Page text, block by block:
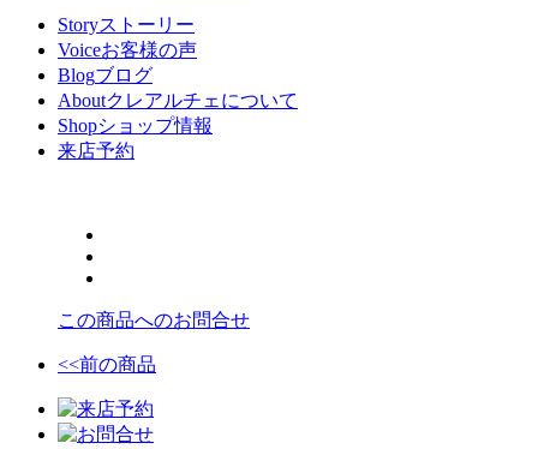
Storyストーリー
Voiceお客様の声
Blogブログ
Aboutクレアルチェについて
Shopショップ情報
来店予約
この商品へのお問合せ
<<前の商品